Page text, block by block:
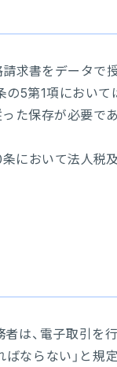
求書をデータで
5第1項において
た保存が必要で
において法人税
者は、電子取引を
ならない」と規